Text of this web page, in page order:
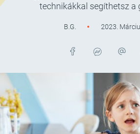
technikákkal segíthetsz a
B.G. 2023.